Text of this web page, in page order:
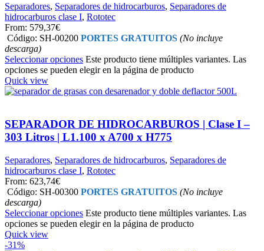
Separadores, Separadores de hidrocarburos, Separadores de
hidrocarburos clase I, Rototec
From: 579,37€
Código: SH-00200 PORTES GRATUITOS (No incluye
descarga)
Seleccionar opciones Este producto tiene múltiples variantes. Las
opciones se pueden elegir en la página de producto
Quick view
SEPARADOR DE HIDROCARBUROS | Clase I –
303 Litros | L1.100 x A700 x H775
Separadores, Separadores de hidrocarburos, Separadores de
hidrocarburos clase I, Rototec
From: 623,74€
Código: SH-00300 PORTES GRATUITOS (No incluye
descarga)
Seleccionar opciones Este producto tiene múltiples variantes. Las
opciones se pueden elegir en la página de producto
Quick view
-31%